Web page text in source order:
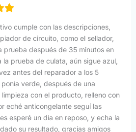
cumple con las descripciones,
de circuito, como el sellador,
prueba después de 35 minutos en
la prueba de culata, aún sigue azul,
antes del reparador a los 5
ponía verde, después de una
con el producto, relleno con
eché anticongelante seguí las
esperé un día en reposo, y echa la
su resultado, gracias amigos